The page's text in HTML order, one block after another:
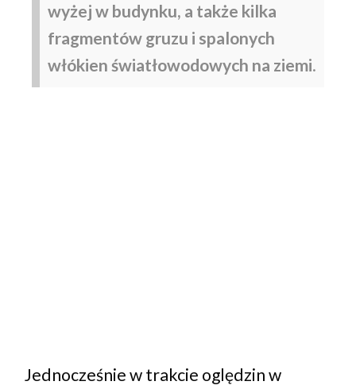
wyżej w budynku, a także kilka
fragmentów gruzu i spalonych
włókien światłowodowych na ziemi.
Jednocześnie w trakcie oględzin w